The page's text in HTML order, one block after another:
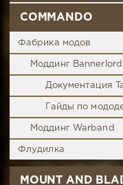
COMMANDO
Фабрика модов
Моддинг Bannerlord
Документация
Гайды по
Моддинг Warband
Флудилка
MOUNT AND